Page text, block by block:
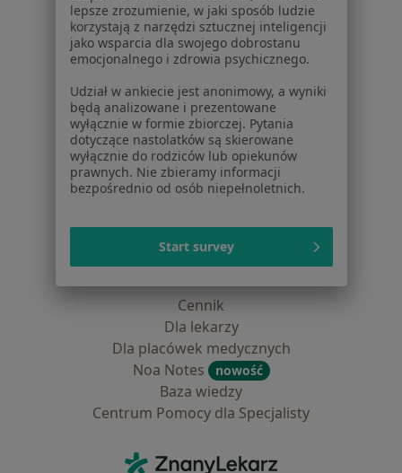
Kontakt
Dla pacjentów
Lekarze
Placówki medyczne
Pytania i odpowiedzi
Usługi i zabiegi
Choroby
Pomoc
Dla profesjonalistów
Cennik
Dla lekarzy
Dla placówek medycznych
Noa Notes
nowość
Baza wiedzy
Centrum Pomocy dla Specjalisty
ZnanyLekarz - Strona główna
lepsze zrozumienie, w jaki sposób ludzie
korzystają z narzędzi sztucznej inteligencji
jako wsparcia dla swojego dobrostanu
emocjonalnego i zdrowia psychicznego.
Udział w ankiecie jest anonimowy, a wyniki
będą analizowane i prezentowane
wyłącznie w formie zbiorczej. Pytania
dotyczące nastolatków są skierowane
wyłącznie do rodziców lub opiekunów
prawnych. Nie zbieramy informacji
bezpośrednio od osób niepełnoletnich.
Start survey